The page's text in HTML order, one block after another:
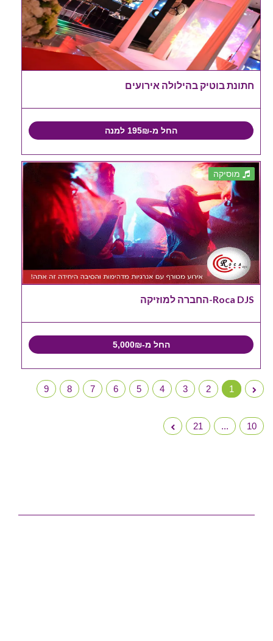
חתונת בוטיק בהילולה אירועים
החל מ-195₪ למנה
מוסיקה
Roca DJS-החברה למוזיקה
החל מ-5,000₪
1
2
3
4
5
6
7
8
9
10
...
21